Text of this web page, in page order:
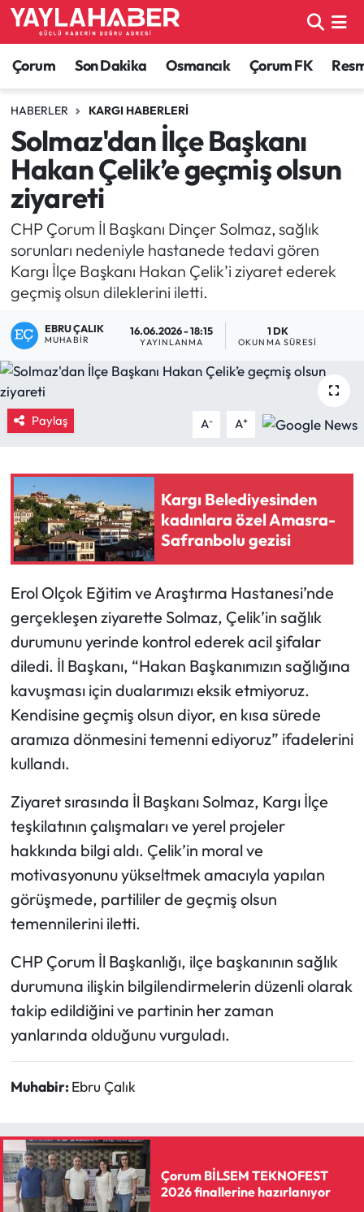
Çorum Son Dakika Osmancık Çorum FK
HABERLER KARGI HABERLERI
Solmaz'dan İlçe Başkanı
Hakan Çelik’e geçmiş olsun
ziyareti
CHP Çorum İl Başkanı Dinçer Solmaz, sağlık
sorunları nedeniyle hastanede tedavi gören
Kargı İlçe Başkanı Hakan Çelik’i ziyaret ederek
geçmiş olsun dileklerini iletti.
EBRU ÇALIK
MUHABIR
16.06.2026 - 18:15
YAYINLANMA
1 DK
OKUNMA SÜRESI
Paylaş A- A+
Kargı Belediyesinden
kadınlara özel Amasra-
Safranbolu gezisi
Erol Olçok Eğitim ve Araştırma Hastanesi’nde
gerçekleşen ziyarette Solmaz, Çelik’in sağlık
durumunu yerinde kontrol ederek acil şifalar
diledi. İl Başkanı, “Hakan Başkanımızın sağlığına
kavuşması için dualarımızı eksik etmiyoruz.
Kendisine geçmiş olsun diyor, en kısa sürede
aramıza dönmesini temenni ediyoruz” ifadelerini
kullandı.
Ziyaret sırasında İl Başkanı Solmaz, Kargı İlçe
teşkilatının çalışmaları ve yerel projeler
hakkında bilgi aldı. Çelik’in moral ve
motivasyonunu yükseltmek amacıyla yapılan
görüşmede, partililer de geçmiş olsun
temennilerini iletti.
CHP Çorum İl Başkanlığı, ilçe başkanının sağlık
durumuna ilişkin bilgilendirmelerin düzenli olarak
takip edildiğini ve partinin her zaman
yanlarında olduğunu vurguladı.
Muhabir: Ebru Çalık
Çorum BİLSEM TEKNOFEST
2026 finallerine hazırlanıyor
Alaca Haberleri
Bayat Haberleri
Bilgi - Keşfet Haberleri
Bilim ve Teknoloji
Boğazkale Haberleri
Çorum Haberleri
Eğitim
Ekonomi
Güncel
İskilip Haberleri
Kargı Haberleri
Kimdir?
Kültür Sanat
Laçin Haberleri
Magazin
Mecitözü Haberleri
Oğuzlar Haberleri
Ortaköy Haberleri
Osmancık Haberleri
Otomotiv
Resmi İlan
Resmi Reklam
Siyaset
Spor
Sungurlu Haberleri
Çorum Nöbetçi Eczaneler
Çorum Hava Durumu
Çorum Namaz Vakitleri
Çorum Trafik Yoğunluk Haritası
TFF 1.Lig Puan Durumu ve Fikstür
Tüm Manşetler